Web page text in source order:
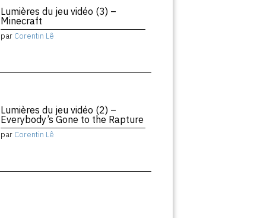
Lumières du jeu vidéo (3) –
Minecraft
par Corentin Lê
Lumières du jeu vidéo (2) –
Everybody’s Gone to the Rapture
par Corentin Lê